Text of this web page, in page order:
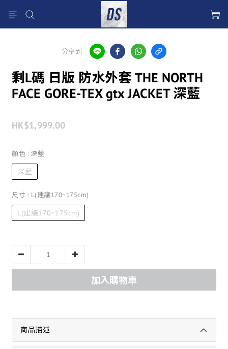
分享到
剩L碼 日版 防水外套 THE NORTH
FACE GORE-TEX gtx JACKET 深藍
HK$1,999.00
顏色 : 深藍
深藍
尺寸 : L(建議170~175cm)
L(建議170~175cm)
加入購物車
商品描述